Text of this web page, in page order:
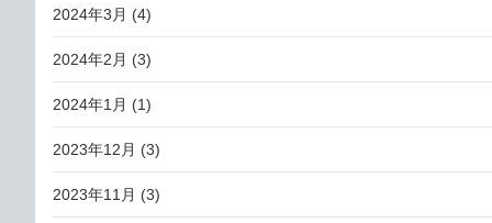
2024年3月 (4)
2024年2月 (3)
2024年1月 (1)
2023年12月 (3)
2023年11月 (3)